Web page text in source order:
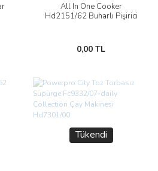
All In One Cooker
Hd2151/62 Buharlı Pişirici
0,00 TL
Tükendi